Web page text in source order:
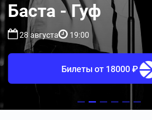
Баста - Гуф
28 августа 19:00
Билеты от 18000 ₽